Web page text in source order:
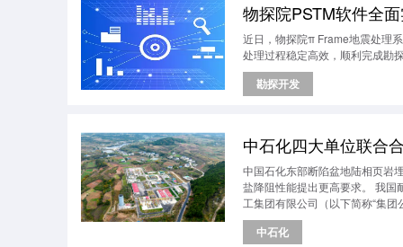
物探院PSTM软件全
近日，物探院π Frame地震处理
处理过程稳定高效，顺利完成勘
勘探开发
中石化四大单位联合
中国石化东部断陷盆地陆相页岩
盐降阻性能提出更高要求。 我国
工集团有限公司（以下简称“集
院联合北京化工研究院、上海石
国石化完全自主知识产权的耐
中石化